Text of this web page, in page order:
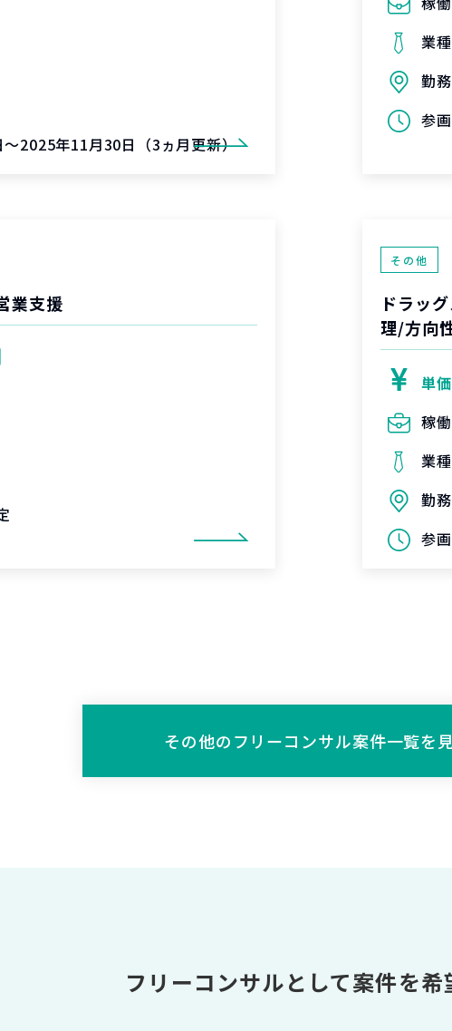
2025年11月30日（3ヵ月更新）
業種
勤
参
業支援
その他
ドラッ
理/方向
単価
稼
業種
勤
参
その他のフリーコンサル案件一覧を
フリーコンサルとして案件を希